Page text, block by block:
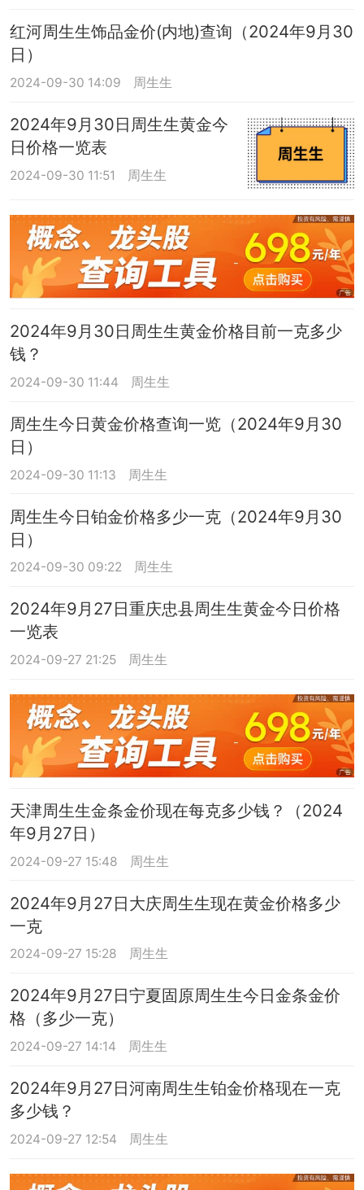
红河周生生饰品金价(内地)查询（2024年9月30
日）
2024-09-30 14:09 周生生
2024年9月30日周生生黄金今
日价格一览表
2024-09-30 11:51 周生生
2024年9月30日周生生黄金价格目前一克多少
钱？
2024-09-30 11:44 周生生
周生生今日黄金价格查询一览（2024年9月30
日）
2024-09-30 11:13 周生生
周生生今日铂金价格多少一克（2024年9月30
日）
2024-09-30 09:22 周生生
2024年9月27日重庆忠县周生生黄金今日价格
一览表
2024-09-27 21:25 周生生
天津周生生金条金价现在每克多少钱？（2024
年9月27日）
2024-09-27 15:48 周生生
2024年9月27日大庆周生生现在黄金价格多少
一克
2024-09-27 15:28 周生生
2024年9月27日宁夏固原周生生今日金条金价
格（多少一克）
2024-09-27 14:14 周生生
2024年9月27日河南周生生铂金价格现在一克
多少钱？
2024-09-27 12:54 周生生